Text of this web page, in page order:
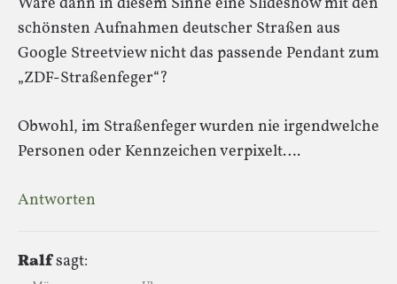
schönsten Aufnahmen deutscher Straßen aus
Google Streetview nicht das passende Pendant zum
„ZDF-Straßenfeger“?
Obwohl, im Straßenfeger wurden nie irgendwelche
Personen oder Kennzeichen verpixelt….
Antworten
Ralfsagt: